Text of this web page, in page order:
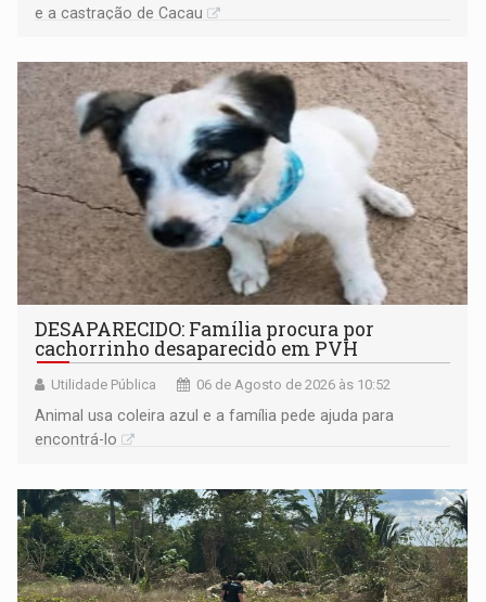
e a castração de Cacau
DESAPARECIDO: Família procura por
cachorrinho desaparecido em PVH
Utilidade Pública 06 de Agosto de 2026 às 10:52
Animal usa coleira azul e a família pede ajuda para
encontrá-lo